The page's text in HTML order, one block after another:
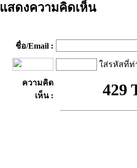
แสดงความคิดเห็น
ชื่อ/Email :
ใส่รหัสที่ท่
ความคิด
เห็น :